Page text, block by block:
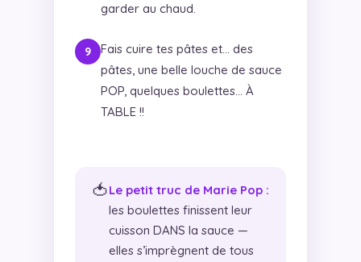
garder au chaud.
Fais cuire tes pâtes et… des
pâtes, une belle louche de sauce
POP, quelques boulettes… À
TABLE !!
🍅Le petit truc de Marie Pop :
les boulettes finissent leur
cuisson DANS la sauce —
elles s’imprègnent de tous